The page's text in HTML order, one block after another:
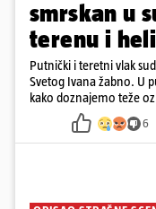
smrskan u
terenu i
Putnički i teretni vlak
Svetog Ivana žabno. U
kako doznajemo teže
vlaka. Zatvoren je promet, a fotoreporteri Prigorskog objavili su
prve snimke s mjesta
6